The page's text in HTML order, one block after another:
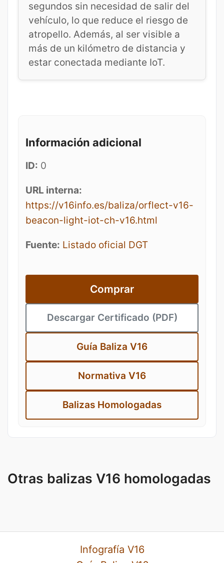
segundos sin necesidad de salir del
vehículo, lo que reduce el riesgo de
atropello. Además, al ser visible a
más de un kilómetro de distancia y
estar conectada mediante IoT.
Información adicional
ID: 0
URL interna:
https://v16info.es/baliza/orflect-v16-
beacon-light-iot-ch-v16.html
Fuente: Listado oficial DGT
Comprar
Descargar Certificado (PDF)
Guía Baliza V16
Normativa V16
Balizas Homologadas
Otras balizas V16 homologadas
Infografía V16